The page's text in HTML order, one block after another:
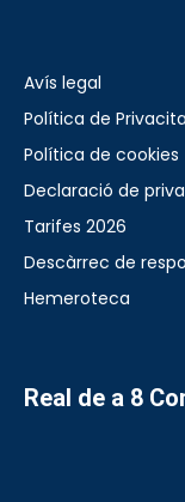
Avís legal
Política de
Política de cookies
Declaració de
Tarifes 2026
Descàrrec de
Hemeroteca
Real de a 8